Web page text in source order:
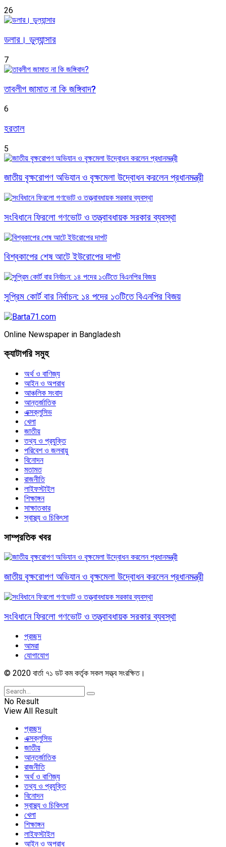
26
ডলার। ডুল্যান্সার
7
তাবলীগ জামাত না কি জঙ্গিবাদ?
6
হরতাল
5
জাতীয় বৃক্ষরোপণ অভিযান ও বৃক্ষমেলা উদ্বোধন করলেন প্রধানমন্ত্রী
সংবিধানে ফিরলো গণভোট ও তত্ত্বাবধায়ক সরকার ব্যবস্থা
বিশ্বকাপের শেষ আটে ইউরোপের দাপট
সুপ্রিম কোর্ট বার নির্বাচন: ১৪ পদের ১৩টিতে বিএনপির বিজয়
Online Newspaper in Bangladesh
ক্যাটাগরি সমুহ
অর্থ ও বাণিজ্য
আইন ও অপরাধ
আঞ্চলিক সংবাদ
আন্তর্জাতিক
এক্সক্লুসিভ
খেলা
জাতীয়
তথ্য ও প্রযুক্তি
পরিবেশ ও জলবায়ু
বিনোদন
মতামত
রাজনীতি
লাইফস্টাইল
শিক্ষাঙ্গন
সাক্ষাতকার
স্বাস্থ্য ও চিকিৎসা
সাম্প্রতিক খবর
জাতীয় বৃক্ষরোপণ অভিযান ও বৃক্ষমেলা উদ্বোধন করলেন প্রধানমন্ত্রী
সংবিধানে ফিরলো গণভোট ও তত্ত্বাবধায়ক সরকার ব্যবস্থা
প্রচ্ছদ
আমরা
যোগাযোগ
© 2020 বার্তা ৭১ ডট কম কর্তৃক সকল সত্ত্ব সংরক্ষিত।
No Result
View All Result
প্রচ্ছদ
এক্সক্লুসিভ
জাতীয়
আন্তর্জাতিক
রাজনীতি
অর্থ ও বাণিজ্য
তথ্য ও প্রযুক্তি
বিনোদন
স্বাস্থ্য ও চিকিৎসা
খেলা
শিক্ষাঙ্গন
লাইফস্টাইল
আইন ও অপরাধ